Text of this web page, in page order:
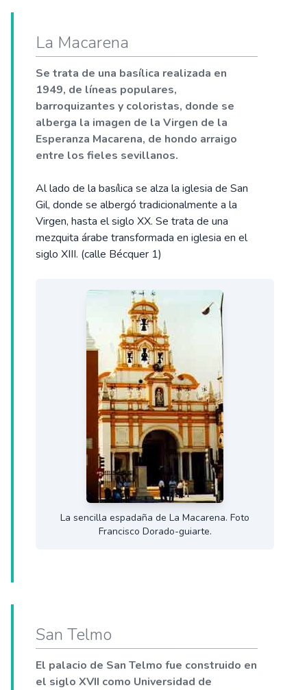
La Macarena
Se trata de una basílica realizada en
1949, de líneas populares,
barroquizantes y coloristas, donde se
alberga la imagen de la Virgen de la
Esperanza Macarena, de hondo arraigo
entre los fieles sevillanos.
Al lado de la basílica se alza la iglesia de San
Gil, donde se albergó tradicionalmente a la
Virgen, hasta el siglo XX. Se trata de una
mezquita árabe transformada en iglesia en el
siglo XIII. (calle Bécquer 1)
La sencilla espadaña de La Macarena. Foto
Francisco Dorado-guiarte.
San Telmo
El palacio de San Telmo fue construido en
el siglo XVII como Universidad de